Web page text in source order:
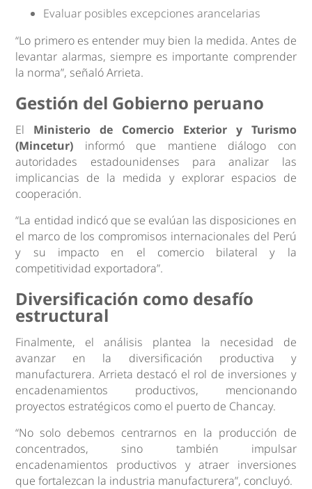
Evaluar posibles excepciones arancelarias
“Lo primero es entender muy bien la medida. Antes de
levantar alarmas, siempre es importante comprender
la norma”, señaló Arrieta.
Gestión del Gobierno peruano
El Ministerio de Comercio Exterior y Turismo
(Mincetur) informó que mantiene diálogo con
autoridades estadounidenses para analizar las
implicancias de la medida y explorar espacios de
cooperación.
“La entidad indicó que se evalúan las disposiciones en
el marco de los compromisos internacionales del Perú
y su impacto en el comercio bilateral y la
competitividad exportadora”.
Diversificación como desafío
estructural
Finalmente, el análisis plantea la necesidad de
avanzar en la diversificación productiva y
manufacturera. Arrieta destacó el rol de inversiones y
encadenamientos productivos, mencionando
proyectos estratégicos como el puerto de Chancay.
“No solo debemos centrarnos en la producción de
concentrados, sino también impulsar
encadenamientos productivos y atraer inversiones
que fortalezcan la industria manufacturera”, concluyó.